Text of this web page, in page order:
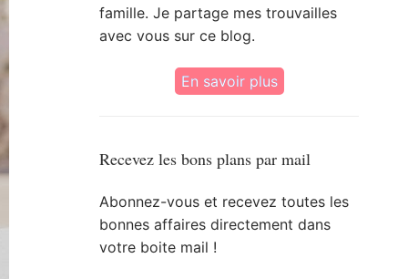
famille. Je partage mes trouvailles
avec vous sur ce blog.
En savoir plus
Recevez les bons plans par mail
Abonnez-vous et recevez toutes les
bonnes affaires directement dans
votre boite mail !